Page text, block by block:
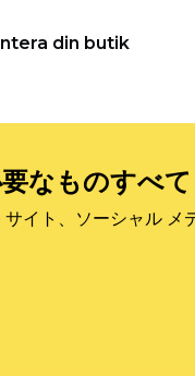
din butik
なものすべて
イト、ソーシャル メ